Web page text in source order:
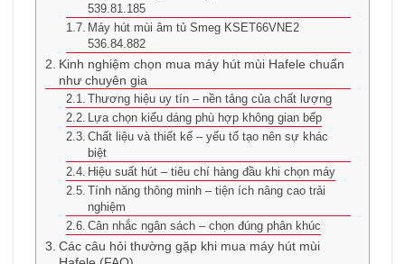
539.81.185
Máy hút mùi âm tủ Smeg KSET66VNE2
536.84.882
Kinh nghiệm chọn mua máy hút mùi Hafele chuẩn
như chuyên gia
Thương hiệu uy tín – nền tảng của chất lượng
Lựa chọn kiểu dáng phù hợp không gian bếp
Chất liệu và thiết kế – yếu tố tạo nên sự khác
biệt
Hiệu suất hút – tiêu chí hàng đầu khi chọn máy
Tính năng thông minh – tiện ích nâng cao trải
nghiệm
Cân nhắc ngân sách – chọn đúng phân khúc
Các câu hỏi thường gặp khi mua máy hút mùi